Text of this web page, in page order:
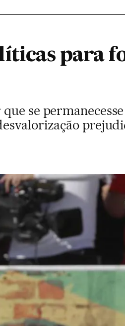
para
se